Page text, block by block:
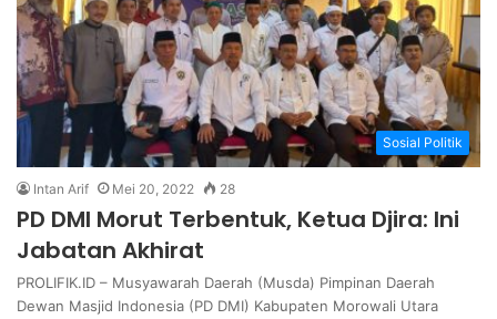
Sosial Politik
Intan Arif Mei 20, 2022 28
PD DMI Morut Terbentuk, Ketua Djira: Ini
Jabatan Akhirat
PROLIFIK.ID – Musyawarah Daerah (Musda) Pimpinan Daerah
Dewan Masjid Indonesia (PD DMI) Kabupaten Morowali Utara